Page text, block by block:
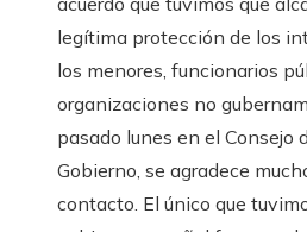
legítima protección de los
los menores, funcionarios
organizaciones no
pasado lunes en el Consejo
Gobierno, se agradece
contacto. El único que